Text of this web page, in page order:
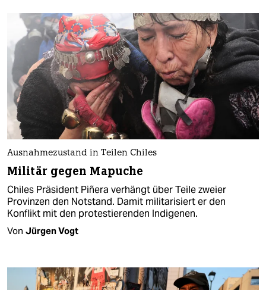
Ausnahmezustand in Teilen Chiles
Militär gegen Mapuche
Chiles Präsident Piñera verhängt über Teile zweier
Provinzen den Notstand. Damit militarisiert er den
Konflikt mit den protestierenden Indigenen.
Von Jürgen Vogt